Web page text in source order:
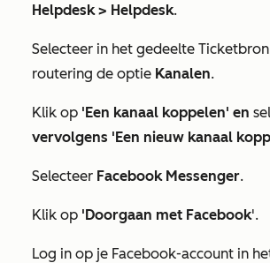
Helpdesk > Helpdesk.
Selecteer in het gedeelte
routering de optie Kanalen.
Klik op 'Een kanaal koppelen' en
vervolgens 'Een nieuw kanaal
Selecteer Facebook Messenger.
Klik op 'Doorgaan met Facebook'.
Log in op je Facebook-account in